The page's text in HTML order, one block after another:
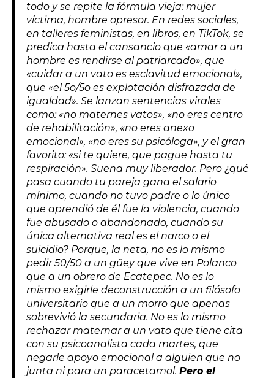
todo y se repite la fórmula vieja: mujer
víctima, hombre opresor. En redes sociales,
en talleres feministas, en libros, en TikTok, se
predica hasta el cansancio que «amar a un
hombre es rendirse al patriarcado», que
«cuidar a un vato es esclavitud emocional»,
que «el 5o/5o es explotación disfrazada de
igualdad». Se lanzan sentencias virales
como: «no maternes vatos», «no eres centro
de rehabilitación», «no eres anexo
emocional», «no eres su psicóloga», y el gran
favorito: «si te quiere, que pague hasta tu
respiración». Suena muy liberador. Pero ¿qué
pasa cuando tu pareja gana el salario
mínimo, cuando no tuvo padre o lo único
que aprendió de él fue la violencia, cuando
fue abusado o abandonado, cuando su
única alternativa real es el narco o el
suicidio? Porque, la neta, no es lo mismo
pedir 50/50 a un güey que vive en Polanco
que a un obrero de Ecatepec. No es lo
mismo exigirle deconstrucción a un filósofo
universitario que a un morro que apenas
sobrevivió la secundaria. No es lo mismo
rechazar maternar a un vato que tiene cita
con su psicoanalista cada martes, que
negarle apoyo emocional a alguien que no
junta ni para un paracetamol. Pero el